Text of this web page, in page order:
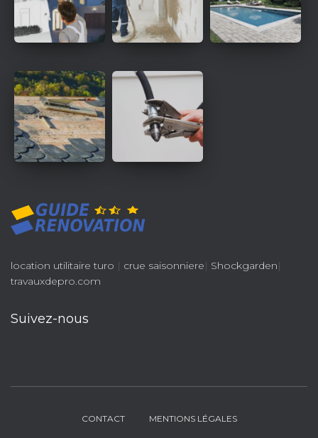
location utilitaire turo | crue saisonniere| Shockgarden|
travauxdepro.com
Suivez-nous
CONTACT MENTIONS LÉGALES